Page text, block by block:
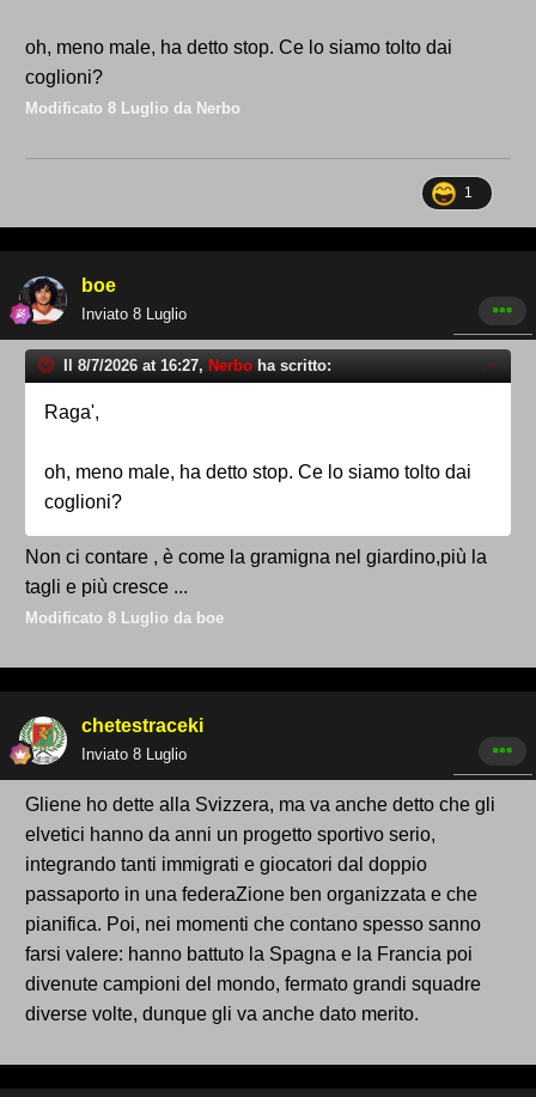
oh, meno male, ha detto stop. Ce lo siamo tolto dai
coglioni?
Modificato 8 Luglio da Nerbo
1
boe
Inviato 8 Luglio
Il 8/7/2026 at 16:27, Nerbo ha scritto:
Raga',
oh, meno male, ha detto stop. Ce lo siamo tolto dai
coglioni?
Non ci contare , è come la gramigna nel giardino,più la
tagli e più cresce ...
Modificato 8 Luglio da boe
chetestraceki
Inviato 8 Luglio
Gliene ho dette alla Svizzera, ma va anche detto che gli
elvetici hanno da anni un progetto sportivo serio,
integrando tanti immigrati e giocatori dal doppio
passaporto in una federaZione ben organizzata e che
pianifica. Poi, nei momenti che contano spesso sanno
farsi valere: hanno battuto la Spagna e la Francia poi
divenute campioni del mondo, fermato grandi squadre
diverse volte, dunque gli va anche dato merito.